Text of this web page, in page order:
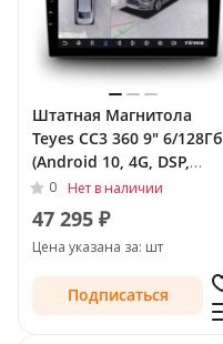
Штатная Магнитола
Teyes CC3 360 9" 6/128Гб
(Android 10, 4G, DSP,
QLed) - круговой обзор
для SsangYong Actyon I
2005 - 2011
0 Нет в наличии
47 295 ₽
Цена указана за: шт
Подписаться